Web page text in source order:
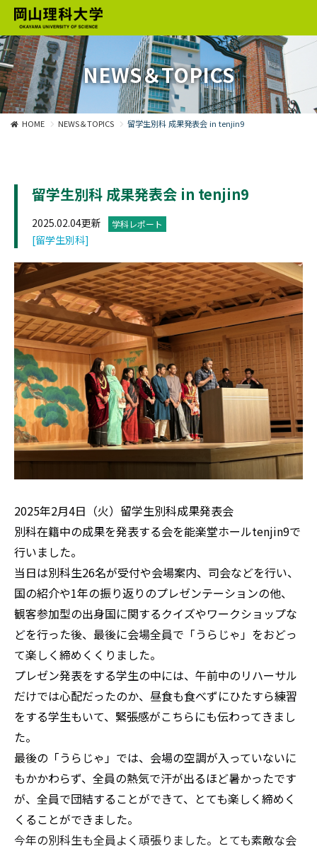
NEWS＆TOPICS
HOME NEWS＆TOPICS 留学生別科 成果発表会 in tenjin9
留学生別科 成果発表会 in tenjin9
2025.02.04更新 学科レポート
[留学生別科]
2025年2月4日（火）留学生別科成果発表会
別科在籍中の成果を発表する会を能楽堂ホールtenjin9で
行いました。
当日は別科生26名が受付や会場案内、司会などを行い、
国の紹介や1年の振り返りのプレゼンテーションの他、
観客参加型の出身国に関するクイズやワークショップな
どを行った後、最後に会場全員で「うらじゃ」をおどっ
て楽しく締めくくりました。
プレゼン発表をする学生の中には、午前中のリハーサル
だけでは心配だったのか、昼食も食べずにひたすら練習
をする学生もいて、緊張感がこちらにも伝わってきまし
た。
最後の「うらじゃ」では、会場の空調が入っていないに
もかかわらず、全員の熱気で汗が出るほど暑かったです
が、全員で団結することができて、とても楽しく締めく
くることができました。
今年の別科生も全員よく頑張りました。とても素敵な会